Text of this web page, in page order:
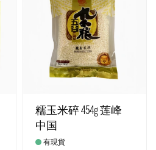
糯玉米碎 454g 莲峰
中国
有現貨